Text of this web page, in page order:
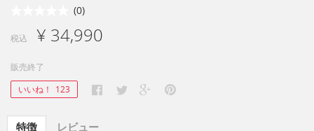
(0)
税込 ¥ 34,990
販売終了
いいね！
123
特徴 レビュー